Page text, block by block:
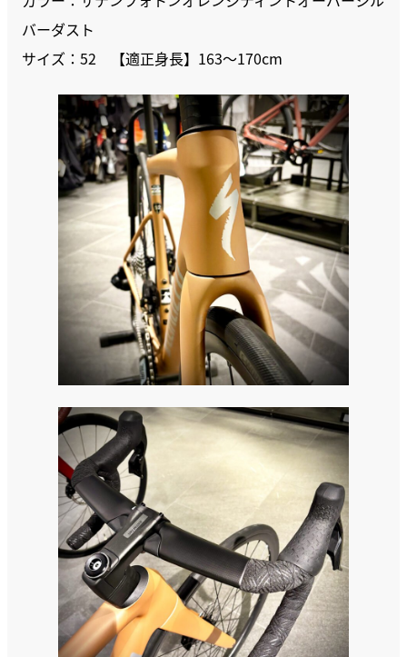
バーダスト
サイズ：52 【適正身長】163〜170cm